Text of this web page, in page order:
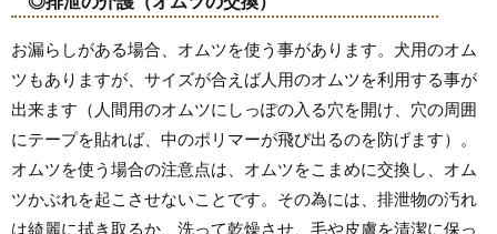
お漏らしがある場合、オムツを使う事があります。犬用のオム
ツもありますが、サイズが合えば人用のオムツを利用する事が
出来ます（人間用のオムツにしっぽの入る穴を開け、穴の周囲
にテープを貼れば、中のポリマーが飛び出るのを防げます）。
オムツを使う場合の注意点は、オムツをこまめに交換し、オム
ツかぶれを起こさせないことです。その為には、排泄物の汚れ
は綺麗に拭き取るか、洗って乾燥させ、毛や皮膚を清潔に保っ